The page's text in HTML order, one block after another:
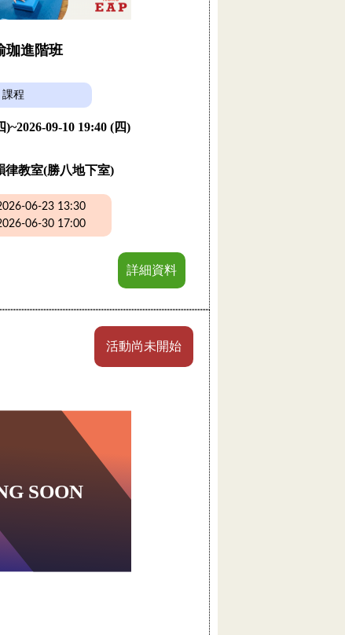
珈進階班
課程
)~2026-09-10 19:40 (四)
律教室(勝八地下室)
06-23 13:30
06-30 17:00
詳細資料
活動尚未開始